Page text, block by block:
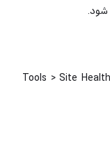
شود.
1) وارد پیشخوان وردپرس شده و به مسیر Tools > Site Health